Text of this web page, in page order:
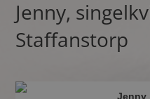
Jenny,
Staffanstorp
Jenny